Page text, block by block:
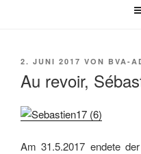
VERÖFFENTLICHT
2. JUNI 2017 VON BVA-
Au revoir,
Am 31.5.2017 endete